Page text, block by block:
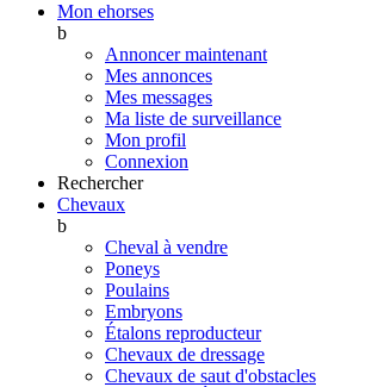
Mon ehorses
b
Annoncer maintenant
Mes annonces
Mes messages
Ma liste de surveillance
Mon profil
Connexion
Rechercher
Chevaux
b
Cheval à vendre
Poneys
Poulains
Embryons
Étalons reproducteur
Chevaux de dressage
Chevaux de saut d'obstacles